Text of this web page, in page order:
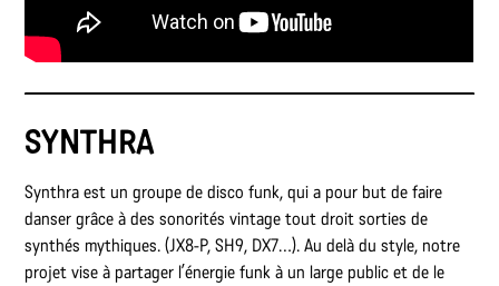
SYNTHRA
Synthra est un groupe de disco funk, qui a pour but de faire
danser grâce à des sonorités vintage tout droit sorties de
synthés mythiques. (JX8-P, SH9, DX7…). Au delà du style, notre
projet vise à partager l’énergie funk à un large public et de le